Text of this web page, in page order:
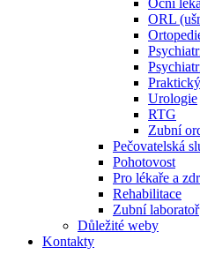
Oční
ORL
Urologie
RTG
Zubní
Pečovatelská
Pohotovost
Pro lékaře a
Rehabilitace
Zubní laboratoř
Důležité weby
Kontakty